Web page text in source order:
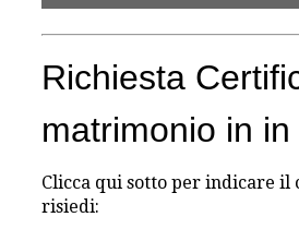
Richiesta
matrimonio in
Clicca qui sotto per indicare il
risiedi: